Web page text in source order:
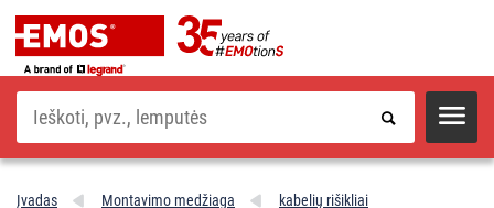
Paieška
Įvadas Montavimo medžiaga kabelių rišikliai